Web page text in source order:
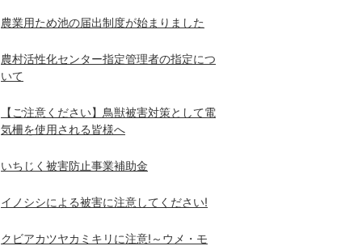
農業用ため池の届出制度が始まりました
農村活性化センター指定管理者の指定につ
いて
【ご注意ください】鳥獣被害対策として電
気柵を使用される皆様へ
いちじく被害防止事業補助金
イノシシによる被害に注意してください!
クビアカツヤカミキリに注意!～ウメ・モ